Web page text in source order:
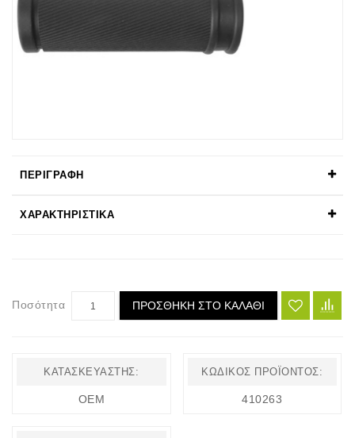
ΠΕΡΙΓΡΑΦΉ
ΧΑΡΑΚΤΗΡΙΣΤΙΚΆ
Ποσότητα ΠΡΟΣΘΉΚΗ ΣΤΟ ΚΑΛΆΘΙ
ΚΑΤΑΣΚΕΥΑΣΤΉΣ:
OEM
ΚΩΔΙΚΌΣ ΠΡΟΪΌΝΤΟΣ:
410263